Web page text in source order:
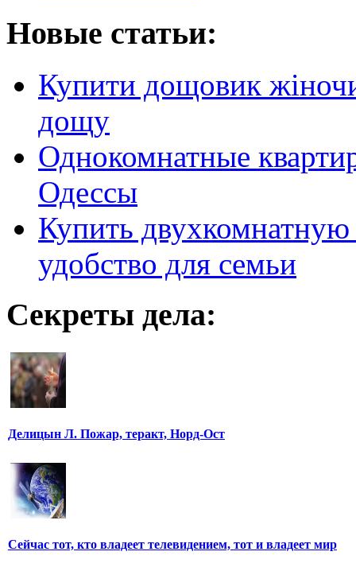
Новые статьи:
Купити дощовик
дощу
Однокомнатные
Одессы
Купить
удобство для семьи
Секреты дела:
Делицын Л. Пожар, теракт, Норд-Ост
Сейчас тот, кто владеет телевидением, тот и владеет мир